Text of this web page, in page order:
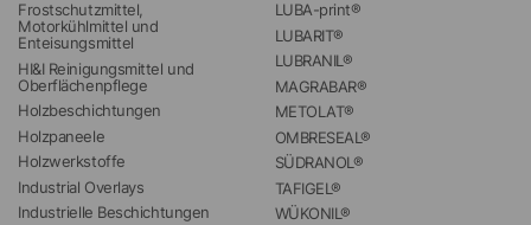
Frostschutzmittel,
Motorkühlmittel und
Enteisungsmittel
HI&I Reinigungsmittel und
Oberflächenpflege
Holzbeschichtungen
Holzpaneele
Holzwerkstoffe
Industrial Overlays
Industrielle Beschichtungen
LUBA-print®
LUBARIT®
LUBRANIL®
MAGRABAR®
METOLAT®
OMBRESEAL®
SÜDRANOL®
TAFIGEL®
WÜKONIL®